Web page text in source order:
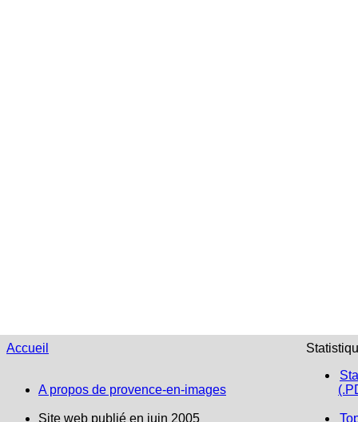
Accueil
A propos de provence-en-images
Site web publié en juin 2005